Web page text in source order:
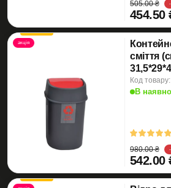
505.00 ₴
454.50
акція
сміття
Код
В
980.00 ₴
542.00